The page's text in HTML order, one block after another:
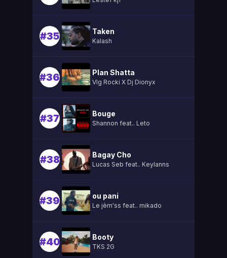
#35 Taken
Kalash
#36 Plan Shatta
Vlg Rocki X Dj Dionyx
#37 Bouge
Shannon feat.. Leto
#38 Bagay Cho
Lucas Seb feat.. Keylanns
#39 ou pani
Le jèm'ss feat.. mikado
#40 Booty
TKS 2G